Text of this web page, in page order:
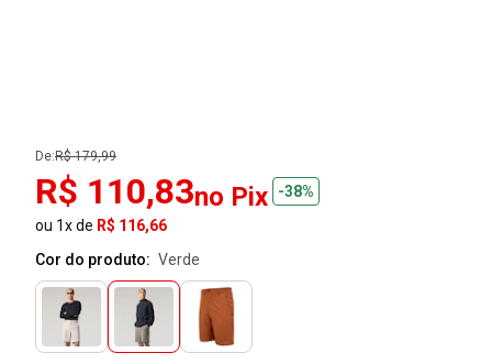
De:R$ 179,99
R$ 110,83no Pix
-38%
ou 1x de R$ 116,66
Cor do produto:
verde